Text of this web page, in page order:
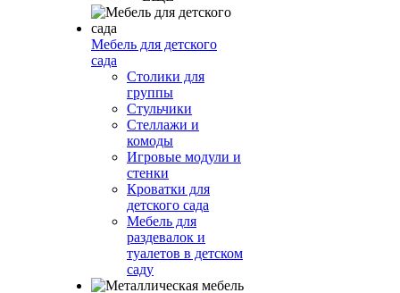
Мебель для детского
сада
Столики для
группы
Стульчики
Стеллажи и
комоды
Игровые модули и
стенки
Кроватки для
детского сада
Мебель для
раздевалок и
туалетов в детском
саду